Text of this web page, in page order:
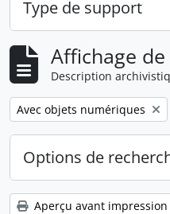
Type de support
Affichage
Description
Remove filter:
Avec objets numériques
Options de
Aperçu avant impression